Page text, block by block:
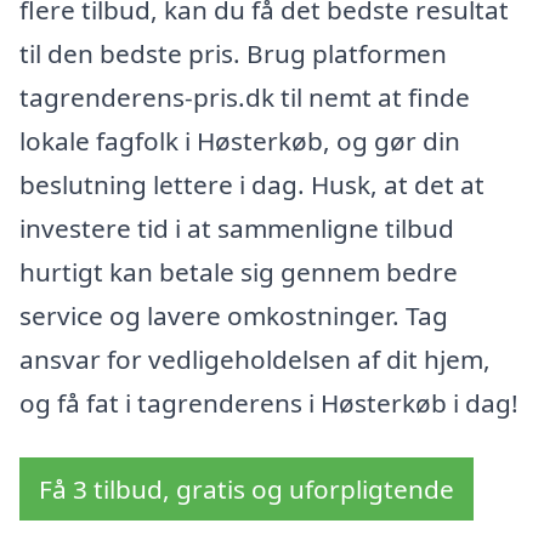
flere tilbud, kan du få det bedste resultat
til den bedste pris. Brug platformen
tagrenderens-pris.dk til nemt at finde
lokale fagfolk i Høsterkøb, og gør din
beslutning lettere i dag. Husk, at det at
investere tid i at sammenligne tilbud
hurtigt kan betale sig gennem bedre
service og lavere omkostninger. Tag
ansvar for vedligeholdelsen af dit hjem,
og få fat i tagrenderens i Høsterkøb i dag!
Få 3 tilbud, gratis og uforpligtende